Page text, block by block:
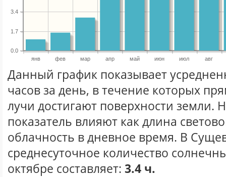
янв фев мар апр май июн июл авг
0.0
1.7
3.4
Данный график показывает
часов за день, в течение которых
лучи достигают поверхности земли.
показатель влияют как длина
облачность в дневное время. В
среднесуточное количество
октябре составляет: 3.4 ч.